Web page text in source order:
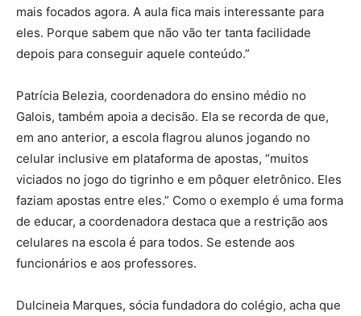
mais focados agora. A aula fica mais interessante para
eles. Porque sabem que não vão ter tanta facilidade
depois para conseguir aquele conteúdo.”
Patrícia Belezia, coordenadora do ensino médio no
Galois, também apoia a decisão. Ela se recorda de que,
em ano anterior, a escola flagrou alunos jogando no
celular inclusive em plataforma de apostas, “muitos
viciados no jogo do tigrinho e em pôquer eletrônico. Eles
faziam apostas entre eles.” Como o exemplo é uma forma
de educar, a coordenadora destaca que a restrição aos
celulares na escola é para todos. Se estende aos
funcionários e aos professores.
Dulcineia Marques, sócia fundadora do colégio, acha que